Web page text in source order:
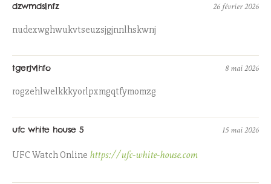
dzwmdslnfz 26 février 2026
nudexwghwukvtseuzsjgjnnlhskwnj
tgerjvlhfo 8 mai 2026
rogzehlwelkkkyorlpxmgqtfymomzg
ufc white house 5 15 mai 2026
UFC Watch Online https://ufc-white-house.com